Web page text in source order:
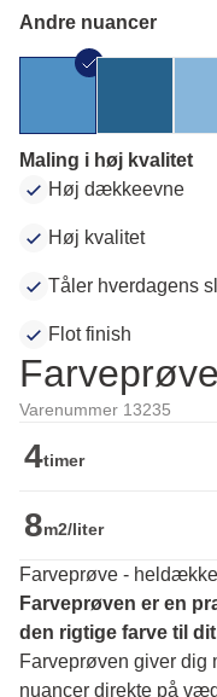
Andre nuancer
Maling i høj kvalitet
Høj dækkeevne
Høj kvalitet
Tåler hverdagens
Flot finish
Varenummer 13235
4timer
8m2/liter
Farveprøve -
Farveprøven er en
den rigtige farve til
Farveprøven giver dig
nuancer direkte på